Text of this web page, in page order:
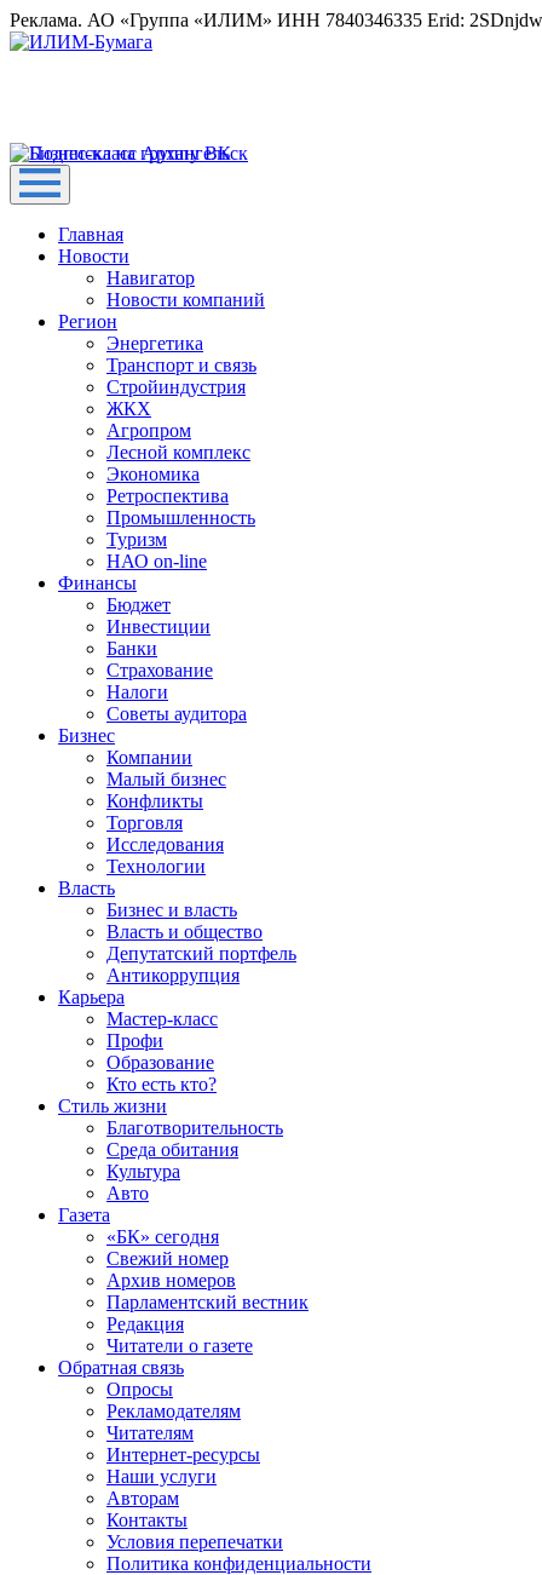
Реклама. АО «Группа «ИЛИМ» ИНН 7840346335 Erid:
Главная
Новости
Навигатор
Новости компаний
Регион
Энергетика
Транспорт и связь
Стройиндустрия
ЖКХ
Агропром
Лесной комплекс
Экономика
Ретроспектива
Промышленность
Туризм
НАО on-line
Финансы
Бюджет
Инвестиции
Банки
Страхование
Налоги
Советы аудитора
Бизнес
Компании
Малый бизнес
Конфликты
Торговля
Исследования
Технологии
Власть
Бизнес и власть
Власть и общество
Депутатский портфель
Антикоррупция
Карьера
Мастер-класс
Профи
Образование
Кто есть кто?
Стиль жизни
Благотворительность
Среда обитания
Культура
Авто
Газета
«БК» сегодня
Свежий номер
Архив номеров
Парламентский вестник
Редакция
Читатели о газете
Обратная связь
Опросы
Рекламодателям
Читателям
Интернет-ресурсы
Наши услуги
Авторам
Контакты
Условия перепечатки
Политика конфиденциальности